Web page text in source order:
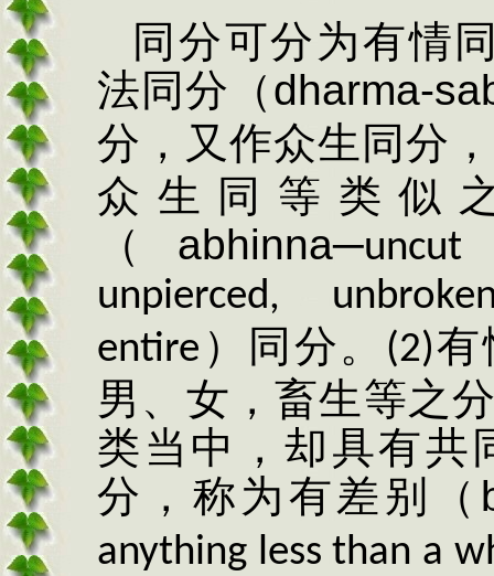
同分可分为有情
法同分（dharma-
分，又作众生同分
众生同等类似
（ abhinna─
unpierced,
entire ）同分。 (2)有
男、女，畜生等之
类当中，却具有共
分，称为有差别（
anything less than a